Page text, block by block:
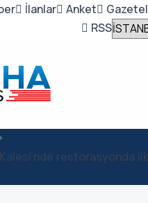
İlanlar Anket
RSS
restorasyonda